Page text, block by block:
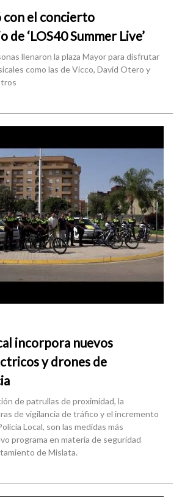
el concierto
‘LOS40 Summer Live’
llenaron la plaza Mayor para disfrutar
como las de Vicco, David Otero y
incorpora nuevos
y drones de
de patrullas de proximidad, la
de vigilancia de tráfico y el incremento
Local, son las medidas más
programa en materia de seguridad
de Mislata.